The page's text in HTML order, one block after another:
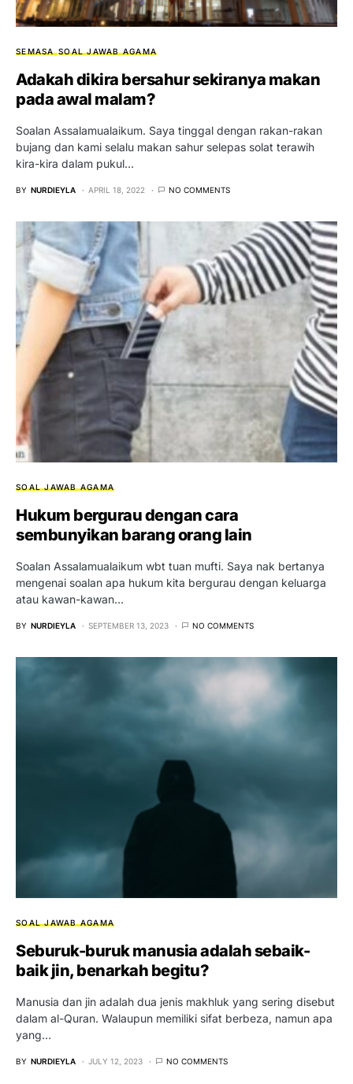
SEMASA SOAL JAWAB AGAMA
Adakah dikira bersahur sekiranya makan
pada awal malam?
Soalan Assalamualaikum. Saya tinggal dengan rakan-rakan
bujang dan kami selalu makan sahur selepas solat terawih
kira-kira dalam pukul…
BY NURDIEYLA APRIL 18, 2022 NO COMMENTS
SOAL JAWAB AGAMA
Hukum bergurau dengan cara
sembunyikan barang orang lain
Soalan Assalamualaikum wbt tuan mufti. Saya nak bertanya
mengenai soalan apa hukum kita bergurau dengan keluarga
atau kawan-kawan…
BY NURDIEYLA SEPTEMBER 13, 2023 NO COMMENTS
SOAL JAWAB AGAMA
Seburuk-buruk manusia adalah sebaik-
baik jin, benarkah begitu?
Manusia dan jin adalah dua jenis makhluk yang sering disebut
dalam al-Quran. Walaupun memiliki sifat berbeza, namun apa
yang…
BY NURDIEYLA JULY 12, 2023 NO COMMENTS